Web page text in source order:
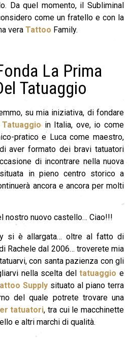
Da quel momento, il Subliminal
come un fratello e con la
vera Tattoo Family.
La Prima
Tatuaggio
su mia iniziativa, di fondare
in Italia, ove, io come
pratico e Luca come maestro,
aver formato dei bravi tatuatori
di incontrare nella nuova
in pieno centro storico a
ancora e ancora per molti
nostro nuovo castello… Ciao!!!
si è allargata… oltre al fatto di
Rachele dal 2006… troverete mia
con santa pazienza con gli
nella scelta deltatuaggio e
Supply situato al piano terra
del quale potrete trovare una
tatuatori, tra cui le macchinette
e altri marchi di qualità.